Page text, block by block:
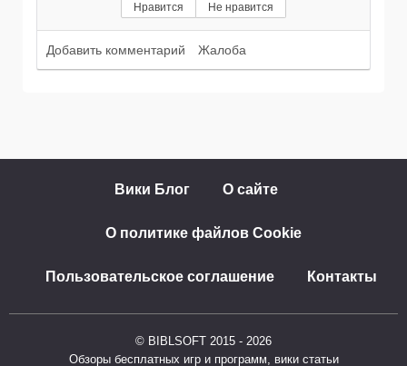
Нравится Не нравится
Добавить комментарий Жалоба
Вики Блог О сайте
О политике файлов Cookie
Пользовательское соглашение Контакты
© BIBLSOFT 2015 - 2026
Обзоры бесплатных игр и программ, вики статьи